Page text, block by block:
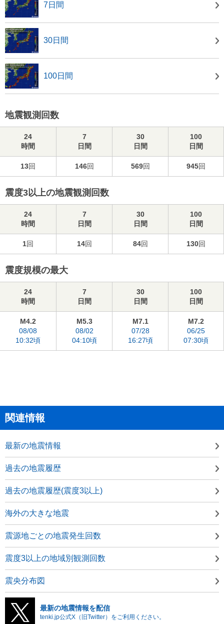
7日間
30日間
100日間
地震観測回数
24
時間
7
日間
30
日間
100
日間
13回 146回 569回 945回
震度3以上の地震観測回数
24
時間
7
日間
30
日間
100
日間
1回 14回 84回 130回
震度規模の最大
24
時間
7
日間
30
日間
100
日間
M4.2
08/08
10:32頃
M5.3
08/02
04:10頃
M7.1
07/28
16:27頃
M7.2
06/25
07:30頃
関連情報
最新の地震情報
過去の地震履歴
過去の地震履歴(震度3以上)
海外の大きな地震
震源地ごとの地震発生回数
震度3以上の地域別観測回数
震央分布図
最新の地震情報を配信
tenki.jp公式X（旧Twitter）をご利用ください。